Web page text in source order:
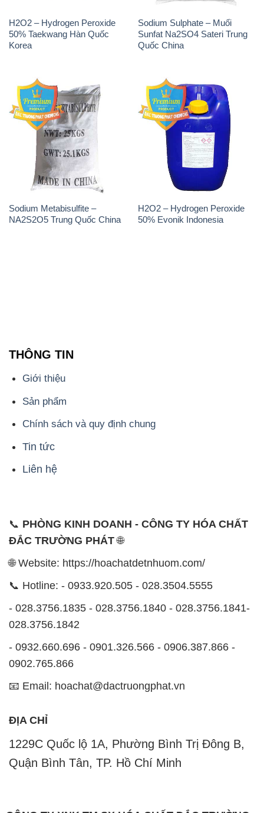
H2O2 – Hydrogen Peroxide
50% Taekwang Hàn Quốc
Korea
Sodium Sulphate – Muối
Sunfat Na2SO4 Sateri Trung
Quốc China
Sodium Metabisulfite –
NA2S2O5 Trung Quốc China
H2O2 – Hydrogen Peroxide
50% Evonik Indonesia
THÔNG TIN
Giới thiệu
Sản phẩm
Chính sách và quy định chung
Tin tức
Liên hệ
📞 PHÒNG KINH DOANH - CÔNG TY HÓA CHẤT
ĐẮC TRƯỜNG PHÁT🌐
🌐 Website: https://hoachatdetnhuom.com/
📞 Hotline: - 0933.920.505 - 028.3504.5555
- 028.3756.1835 - 028.3756.1840 - 028.3756.1841-
028.3756.1842
- 0932.660.696 - 0901.326.566 - 0906.387.866 -
0902.765.866
📧 Email: hoachat@dactruongphat.vn
ĐỊA CHỈ
1229C Quốc lộ 1A, Phường Bình Trị Đông B,
Quận Bình Tân, TP. Hồ Chí Minh